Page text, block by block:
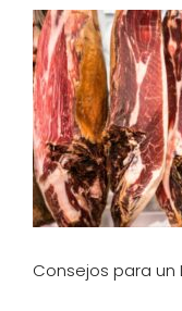
Consejos para